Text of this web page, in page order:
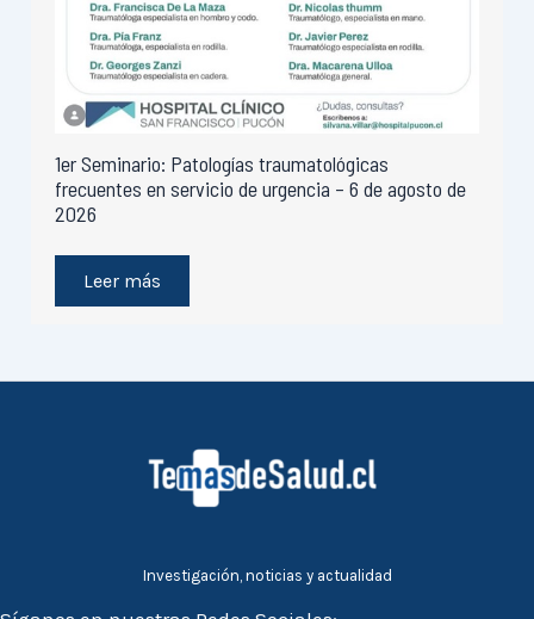
1er Seminario: Patologías traumatológicas
frecuentes en servicio de urgencia – 6 de agosto de
2026
Leer más
Investigación, noticias y actualidad